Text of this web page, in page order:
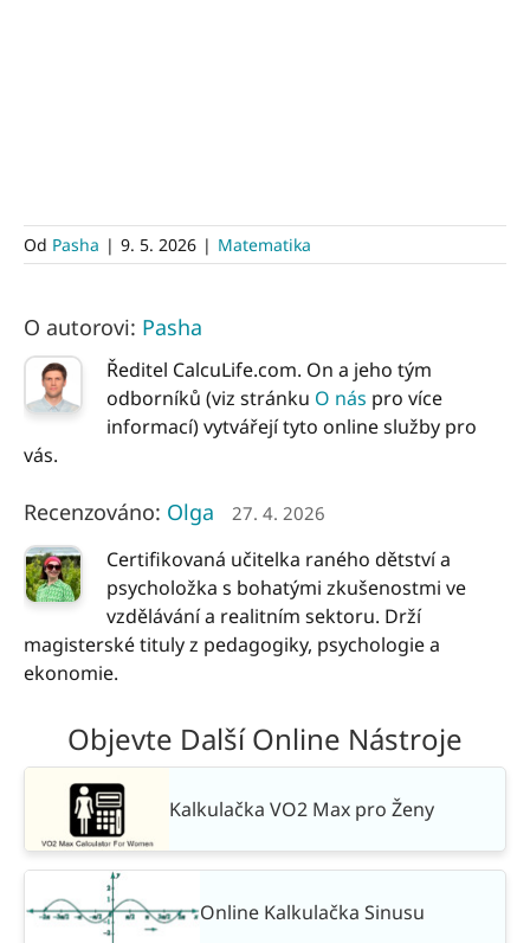
Od Pasha | 9. 5. 2026 | Matematika
O autorovi: Pasha
Ředitel CalcuLife.com. On a jeho tým
odborníků (viz stránku O nás pro více
informací) vytvářejí tyto online služby pro
vás.
Recenzováno: Olga 27. 4. 2026
Certifikovaná učitelka raného dětství a
psycholožka s bohatými zkušenostmi ve
vzdělávání a realitním sektoru. Drží
magisterské tituly z pedagogiky, psychologie a
ekonomie.
Objevte Další Online Nástroje
Kalkulačka VO2 Max pro Ženy
Online Kalkulačka Sinusu